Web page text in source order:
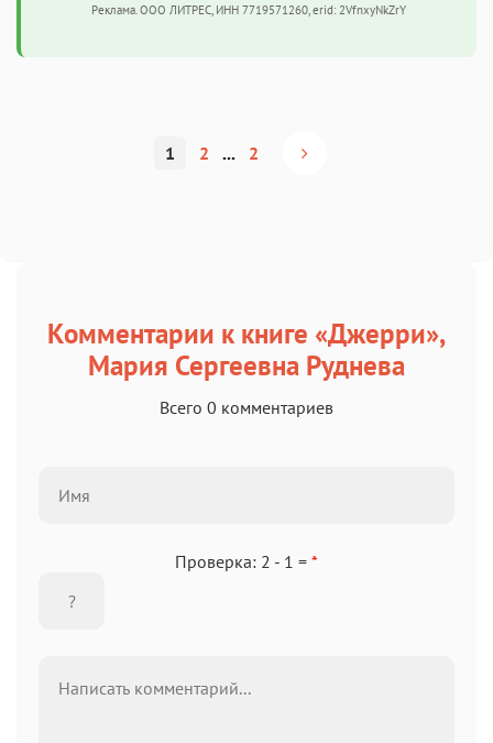
Реклама. ООО ЛИТРЕС, ИНН 7719571260, erid: 2VfnxyNkZrY
1 2 ... 2
Комментарии к книге «Джерри»,
Мария Сергеевна Руднева
Всего 0 комментариев
Проверка: 2 - 1 = *